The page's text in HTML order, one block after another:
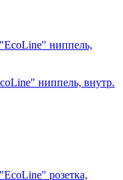
ниппель, внутр.